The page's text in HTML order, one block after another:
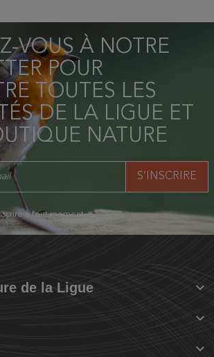
VOUS À NOTRE
POUR
TOUTES LES
DE LA LIGUE ET
NATURE
à tout moment.
de la Ligue 

